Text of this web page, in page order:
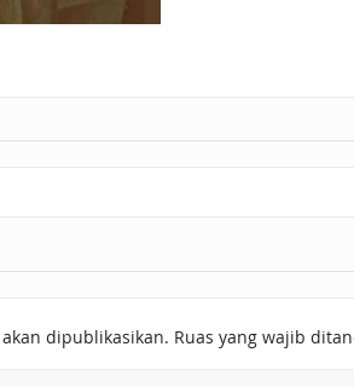
dipublikasikan. Ruas yang wajib